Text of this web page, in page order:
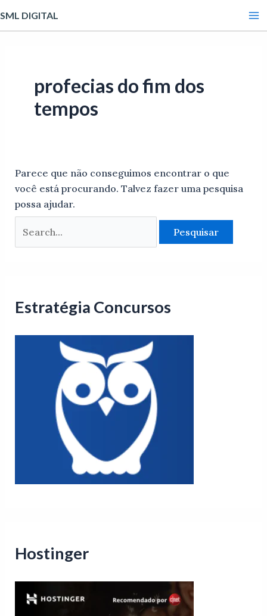
para
SML DIGITAL
profecias do fim dos
tempos
Parece que não conseguimos encontrar o que
você está procurando. Talvez fazer uma pesquisa
possa ajudar.
por:
Estratégia Concursos
Hostinger